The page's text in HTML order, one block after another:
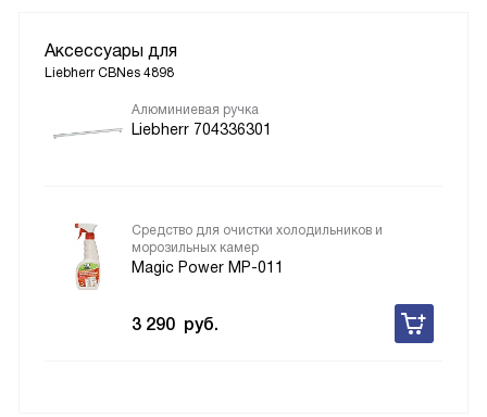
Аксессуары для
Liebherr CBNes 4898
Алюминиевая ручка
Liebherr 704336301
Средство для очистки холодильников и
морозильных камер
Magic Power MP-011
3 290 руб.